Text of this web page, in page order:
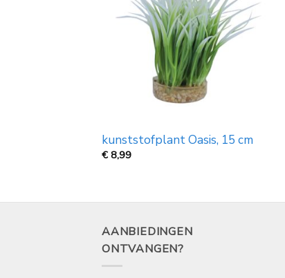
kunststofplant Oasis, 15 cm
€ 8,99
AANBIEDINGEN
ONTVANGEN?